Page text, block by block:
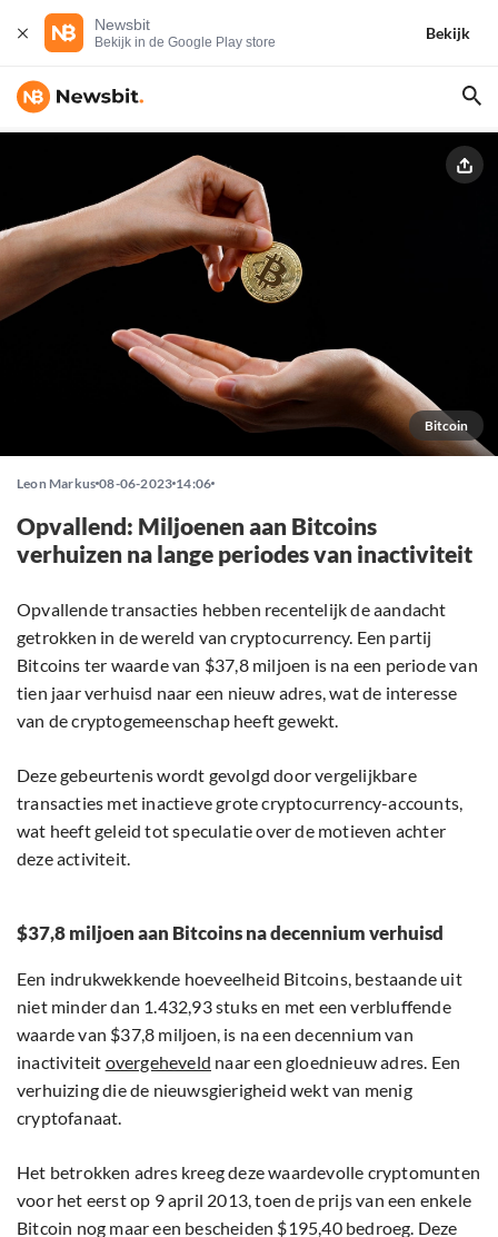
Newsbit
Bekijk in de Google Play store
Bekijk
Bitcoin
Leon Markus 08-06-2023 14:06
Opvallend: Miljoenen aan Bitcoins
verhuizen na lange periodes van inactiviteit
Opvallende transacties hebben recentelijk de aandacht
getrokken in de wereld van cryptocurrency. Een partij
Bitcoins ter waarde van $37,8 miljoen is na een periode van
tien jaar verhuisd naar een nieuw adres, wat de interesse
van de cryptogemeenschap heeft gewekt.
Deze gebeurtenis wordt gevolgd door vergelijkbare
transacties met inactieve grote cryptocurrency-accounts,
wat heeft geleid tot speculatie over de motieven achter
deze activiteit.
$37,8 miljoen aan Bitcoins na decennium verhuisd
Een indrukwekkende hoeveelheid Bitcoins, bestaande uit
niet minder dan 1.432,93 stuks en met een verbluffende
waarde van $37,8 miljoen, is na een decennium van
inactiviteit overgeheveld naar een gloednieuw adres. Een
verhuizing die de nieuwsgierigheid wekt van menig
cryptofanaat.
Het betrokken adres kreeg deze waardevolle cryptomunten
voor het eerst op 9 april 2013, toen de prijs van een enkele
Bitcoin nog maar een bescheiden $195,40 bedroeg. Deze